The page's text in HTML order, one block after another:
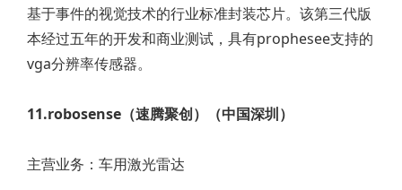
基于事件的视觉技术的行业标准封装芯片。该第三代版
本经过五年的开发和商业测试，具有prophesee支持的
vga分辨率传感器。
11.robosense（速腾聚创）（中国深圳）
主营业务：车用激光雷达